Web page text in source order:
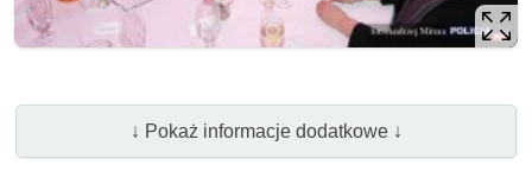
↓ Pokaż informacje dodatkowe ↓